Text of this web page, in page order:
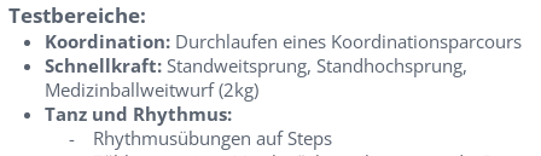
Testbereiche:
Koordination:Durchlaufen eines Koordinationsparcours
Schnellkraft:Standweitsprung, Standhochsprung,
Medizinballweitwurf (2kg)
Tanz und Rhythmus:
-
Rhythmusübungen auf Steps